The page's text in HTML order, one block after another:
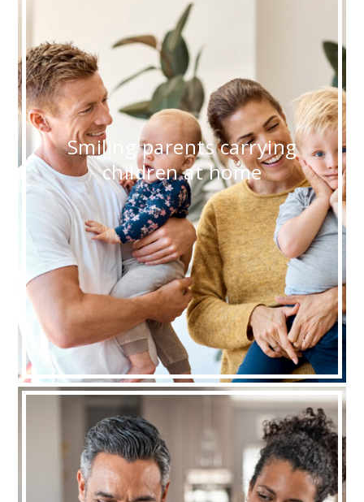
Smiling parents carrying
children at home